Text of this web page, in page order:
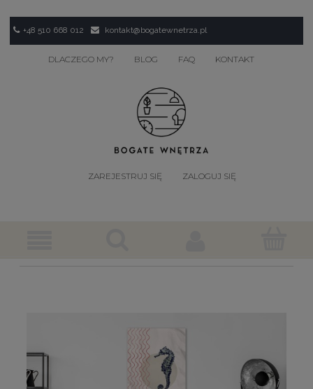
+48 510 668 012 kontakt@bogatewnetrza.pl
DLACZEGO MY? BLOG FAQ KONTAKT
ZAREJESTRUJ SIĘ ZALOGUJ SIĘ